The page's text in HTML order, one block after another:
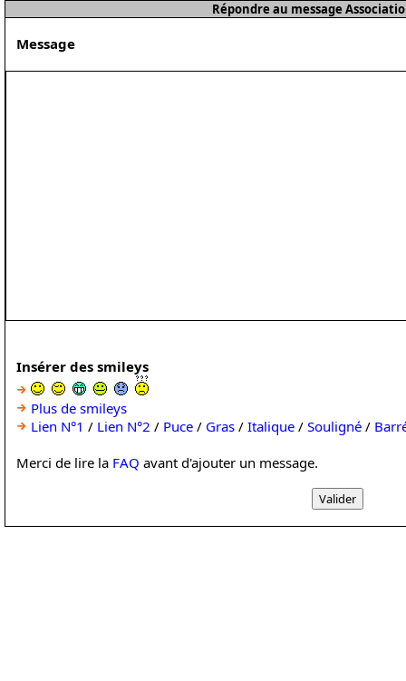
Répondre au message
Message
Insérer des smileys
Plus de smileys
Lien N°1 / Lien N°2 / Puce / Gras / Italique / Souligné /
Merci de lire la FAQ avant d'ajouter un message.